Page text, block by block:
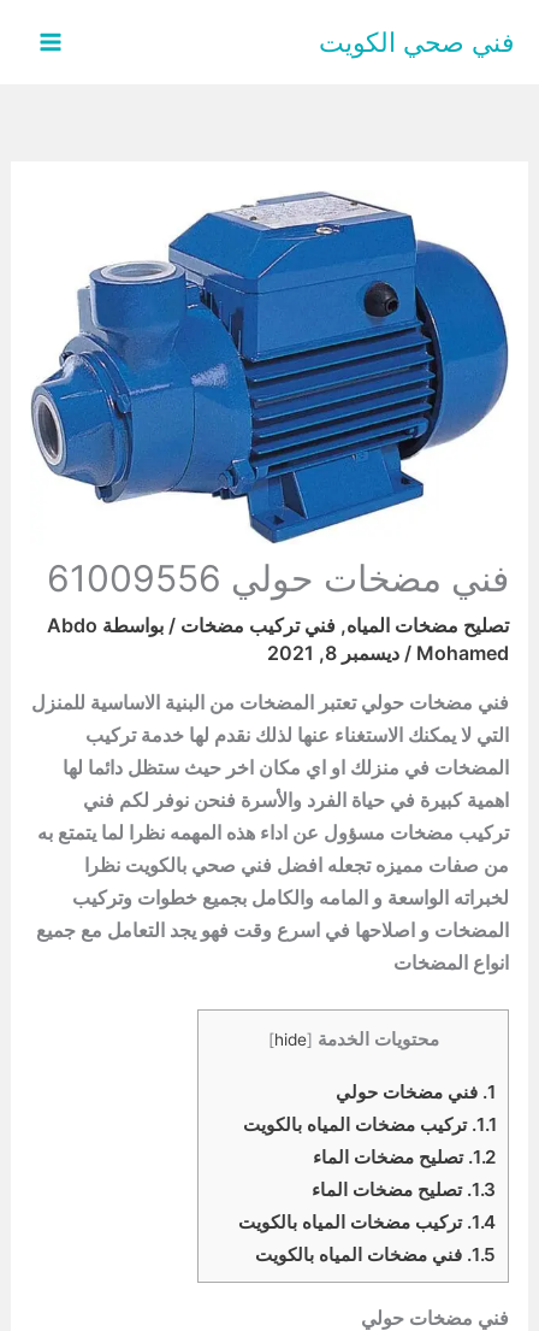
فني صحي الكويت
فني مضخات حولي 61009556
تصليح مضخات المياه, فني تركيب مضخات / بواسطة Abdo
Mohamed
/ ديسمبر 8, 2021
فني مضخات حولي تعتبر المضخات من البنية الاساسية للمنزل
التي لا يمكنك الاستغناء عنها لذلك نقدم لها خدمة تركيب
المضخات في منزلك او اي مكان اخر حيث ستظل دائما لها
اهمية كبيرة في حياة الفرد والأسرة فنحن نوفر لكم فني
تركيب مضخات مسؤول عن اداء هذه المهمه نظرا لما يتمتع به
من صفات مميزه تجعله افضل فني صحي بالكويت نظرا
لخبراته الواسعة و المامه والكامل بجميع خطوات وتركيب
المضخات و اصلاحها في اسرع وقت فهو يجد التعامل مع جميع
انواع المضخات
محتويات الخدمة [
hide
]
1. فني مضخات حولي
1.1. تركيب مضخات المياه بالكويت
1.2. تصليح مضخات الماء
1.3. تصليح مضخات الماء
1.4. تركيب مضخات المياه بالكويت
1.5. فني مضخات المياه بالكويت
فني مضخات حولي